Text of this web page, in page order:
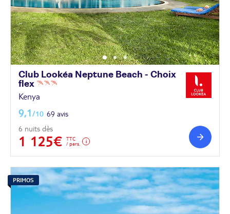
Club Lookéa Neptune Beach - Choix
flex
Kenya
9,1/10 69 avis
6 nuits dès
1 125€
TTC
/ pers.
PRIMOS